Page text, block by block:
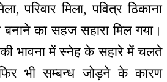
परिवार मिला, पवित्र ठिकाना
बनाने का सहज सहारा मिल गया।
भावना में स्नेह के सहारे में चलते
भी सम्बन्ध जोड़ने के कारण